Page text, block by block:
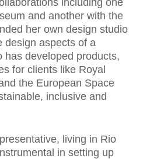
including one
and another with the
her own design studio
design aspects of a
has developed products,
for clients like Royal
the European Space
inclusive and
living in Rio
in setting up